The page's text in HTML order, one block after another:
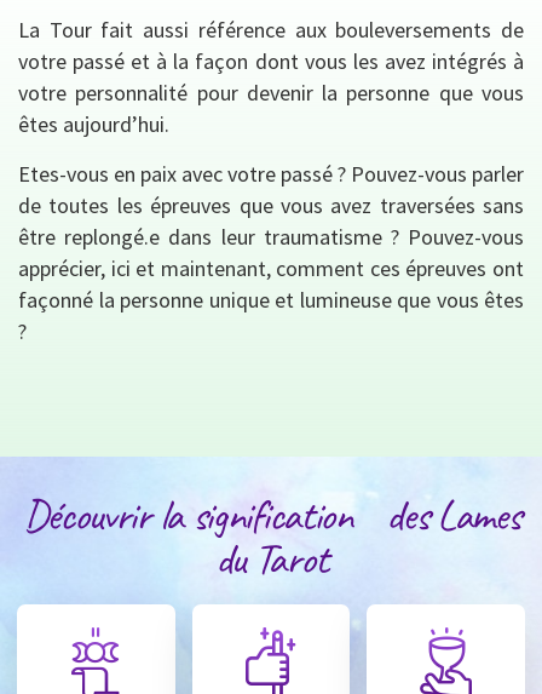
La Tour fait aussi référence aux bouleversements de
votre passé et à la façon dont vous les avez intégrés à
votre personnalité pour devenir la personne que vous
êtes aujourd’hui.
Etes-vous en paix avec votre passé ? Pouvez-vous parler
de toutes les épreuves que vous avez traversées sans
être replongé.e dans leur traumatisme ? Pouvez-vous
apprécier, ici et maintenant, comment ces épreuves ont
façonné la personne unique et lumineuse que vous êtes
?
Découvrir la signification des Lames
du Tarot